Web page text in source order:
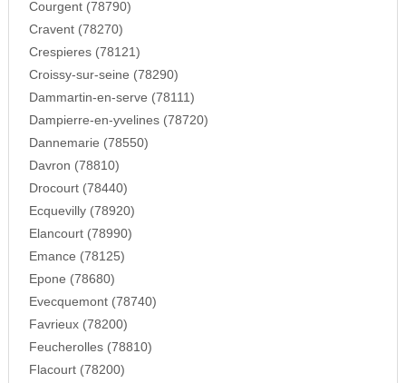
Courgent (78790)
Cravent (78270)
Crespieres (78121)
Croissy-sur-seine (78290)
Dammartin-en-serve (78111)
Dampierre-en-yvelines (78720)
Dannemarie (78550)
Davron (78810)
Drocourt (78440)
Ecquevilly (78920)
Elancourt (78990)
Emance (78125)
Epone (78680)
Evecquemont (78740)
Favrieux (78200)
Feucherolles (78810)
Flacourt (78200)